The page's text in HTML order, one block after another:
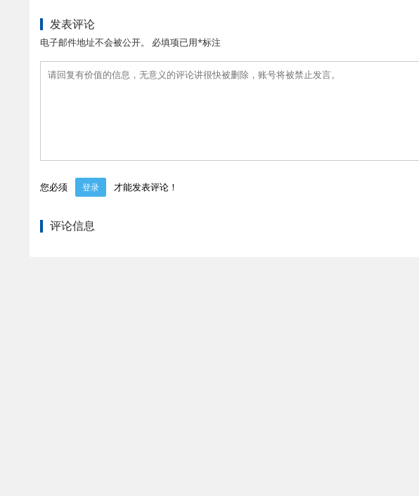
发表评论
电子邮件地址不会被公开。 必填项已用*标注
您必须 登录 才能发表评论！
评论信息